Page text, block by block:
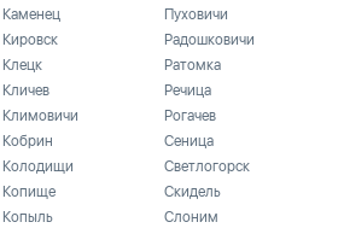
Каменец
Кировск
Клецк
Кличев
Климовичи
Кобрин
Колодищи
Копище
Копыль
Пуховичи
Радошковичи
Ратомка
Речица
Рогачев
Сеница
Светлогорск
Скидель
Слоним